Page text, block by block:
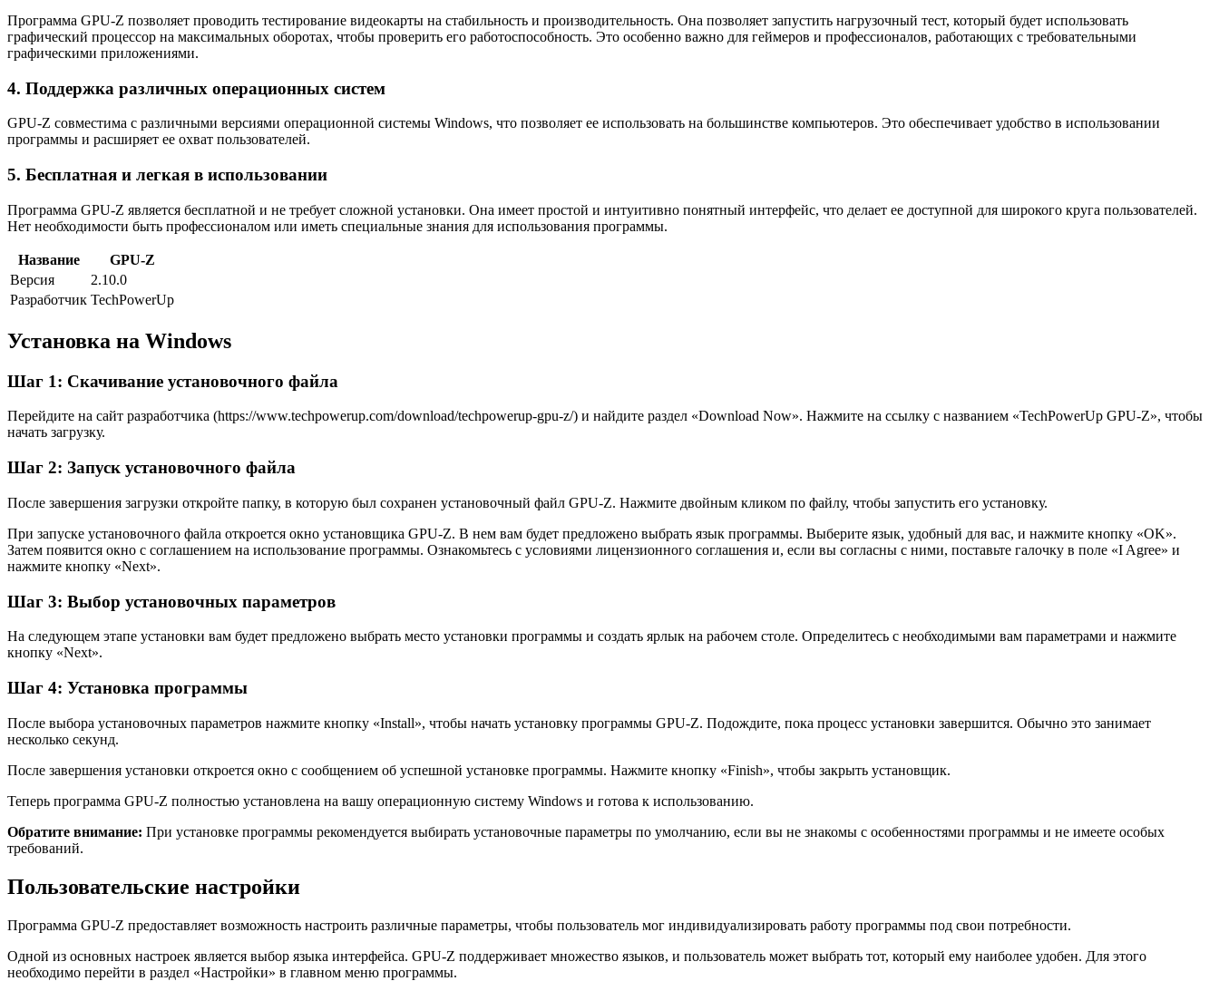
Программа GPU-Z позволяет проводить тестирование видеокарты на стабильность и производительность. Она позволяет запустить нагрузочный тест, который будет использовать
графический процессор на максимальных оборотах, чтобы проверить его работоспособность. Это особенно важно для геймеров и профессионалов, работающих с требовательными
графическими приложениями.
4. Поддержка различных операционных систем
GPU-Z совместима с различными версиями операционной системы Windows, что позволяет ее использовать на большинстве компьютеров. Это обеспечивает удобство в использовании
программы и расширяет ее охват пользователей.
5. Бесплатная и легкая в использовании
Программа GPU-Z является бесплатной и не требует сложной установки. Она имеет простой и интуитивно понятный интерфейс, что делает ее доступной для широкого круга пользователей.
Нет необходимости быть профессионалом или иметь специальные знания для использования программы.
Название
GPU-Z
Версия
2.10.0
Разработчик TechPowerUp
Установка на Windows
Шаг 1: Скачивание установочного файла
Перейдите на сайт разработчика (https://www.techpowerup.com/download/techpowerup-gpu-z/) и найдите раздел «Download Now». Нажмите на ссылку с названием «TechPowerUp GPU-Z», чтобы
начать загрузку.
Шаг 2: Запуск установочного файла
После завершения загрузки откройте папку, в которую был сохранен установочный файл GPU-Z. Нажмите двойным кликом по файлу, чтобы запустить его установку.
При запуске установочного файла откроется окно установщика GPU-Z. В нем вам будет предложено выбрать язык программы. Выберите язык, удобный для вас, и нажмите кнопку «OK».
Затем появится окно с соглашением на использование программы. Ознакомьтесь с условиями лицензионного соглашения и, если вы согласны с ними, поставьте галочку в поле «I Agree» и
нажмите кнопку «Next».
Шаг 3: Выбор установочных параметров
На следующем этапе установки вам будет предложено выбрать место установки программы и создать ярлык на рабочем столе. Определитесь с необходимыми вам параметрами и нажмите
кнопку «Next».
Шаг 4: Установка программы
После выбора установочных параметров нажмите кнопку «Install», чтобы начать установку программы GPU-Z. Подождите, пока процесс установки завершится. Обычно это занимает
несколько секунд.
После завершения установки откроется окно с сообщением об успешной установке программы. Нажмите кнопку «Finish», чтобы закрыть установщик.
Теперь программа GPU-Z полностью установлена на вашу операционную систему Windows и готова к использованию.
Обратите внимание: При установке программы рекомендуется выбирать установочные параметры по умолчанию, если вы не знакомы с особенностями программы и не имеете особых
требований.
Пользовательские настройки
Программа GPU-Z предоставляет возможность настроить различные параметры, чтобы пользователь мог индивидуализировать работу программы под свои потребности.
Одной из основных настроек является выбор языка интерфейса. GPU-Z поддерживает множество языков, и пользователь может выбрать тот, который ему наиболее удобен. Для этого
необходимо перейти в раздел «Настройки» в главном меню программы.